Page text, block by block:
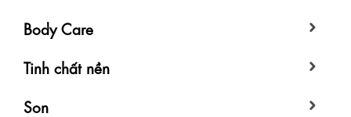
Body Care
Tinh chất nền
Son